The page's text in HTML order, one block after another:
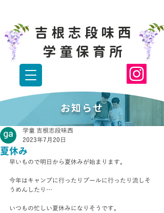
吉根志段味西
学童保育所
お知らせ
夏休み
学童 吉根志段味西
2023年7月20日
早いもので明日から夏休みが始まります。
今年はキャンプに行ったりプールに行ったり流しそ
うめんしたり…
いつもの忙しい夏休みになりそうです。